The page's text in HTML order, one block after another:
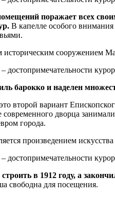
поражает всех
В капелле особого
сооружением
барокко и наделен
второй вариант
современного дворца
города.
произведением
в 1912 году, а
свободна для посещения.